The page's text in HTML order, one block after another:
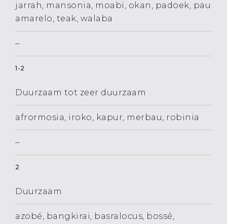
jarrah, mansonia, moabi, okan, padoek, pau
amarelo, teak, walaba
–
1-2
Duurzaam tot zeer duurzaam
afrormosia, iroko, kapur, merbau, robinia
–
2
Duurzaam
azobé, bangkirai, basralocus, bossé,